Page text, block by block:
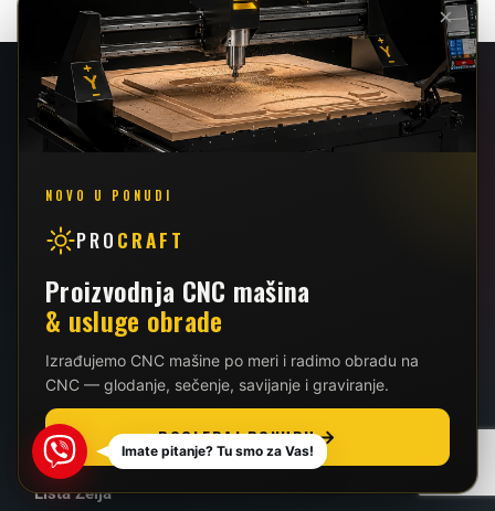
Osnovna Navigacija
Prodavnica
CNC Mašine
Kontakt
O Nama
Prodavnica
Vaša Korpa
Plaćanje Korpe
Lista Želja
Viber Imate pitanje? Tu smo za Vas!
×
NOVO U PONUDI
PRO CRAFT
Proizvodnja CNC mašina
& usluge obrade
Izrađujemo CNC mašine po meri i radimo obradu na
CNC — glodanje, sečenje, savijanje i graviranje.
POGLEDAJ PONUDU